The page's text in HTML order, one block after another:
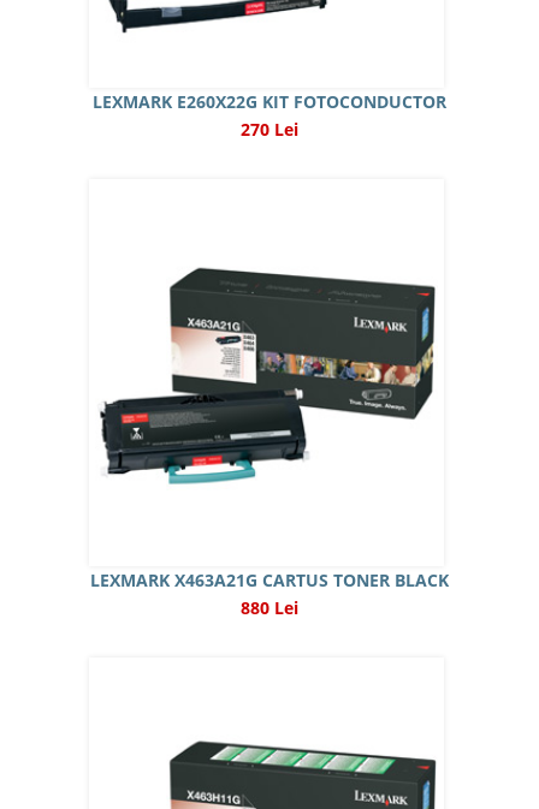
LEXMARK E260X22G KIT FOTOCONDUCTOR
270 Lei
LEXMARK X463A21G CARTUS TONER BLACK
880 Lei